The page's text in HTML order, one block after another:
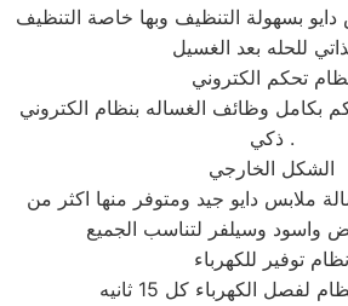
بسهولة التنظيف وبها خاصة التنظيف
تحكم الكتروني
بكامل وظائف الغساله بنظام الكتروني
ذكي .
الشكل الخارجي
ملابس دايو جيد ومتوفر منها اكثر من
نظام توفير للكهرباء